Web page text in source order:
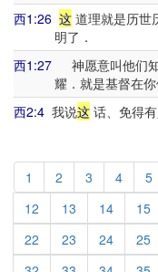
西1:26 这 道理就是历世
明了．
西1:27 神愿意叫他们知
耀．就是基督在
西2:4 我说这 话、免得
1 2 3 4 5
12
13 14 15
22
23 24 25